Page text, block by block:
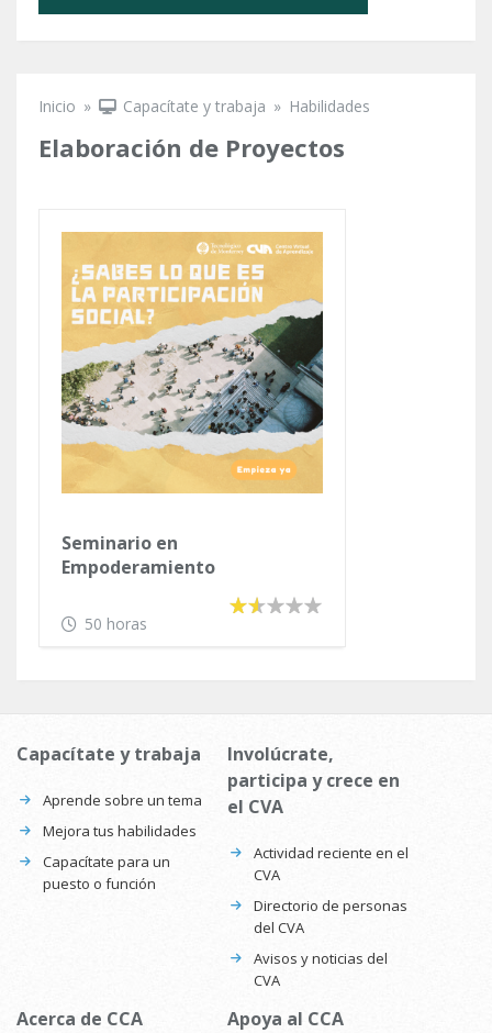
Se encuentra usted aquí
Inicio » Capacítate y trabaja » Habilidades
Elaboración de Proyectos
Seminario en
Empoderamiento
Comunitario Sustentable e
Inclusión Social
50 horas
Capacítate y trabaja
Aprende sobre un tema
Mejora tus habilidades
Capacítate para un
puesto o función
Involúcrate,
participa y crece en
el CVA
Actividad reciente en el
CVA
Directorio de personas
del CVA
Avisos y noticias del
CVA
Acerca de CCA Apoya al CCA